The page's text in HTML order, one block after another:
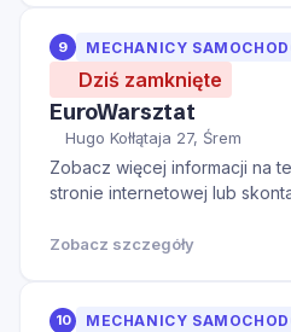
9 MECHANICY
Dziś zamknięte
EuroWarsztat
Hugo Kołłątaja 27, Śrem
Zobacz więcej informacji na
stronie internetowej lub
Zobacz szczegóły
10 MECHANICY